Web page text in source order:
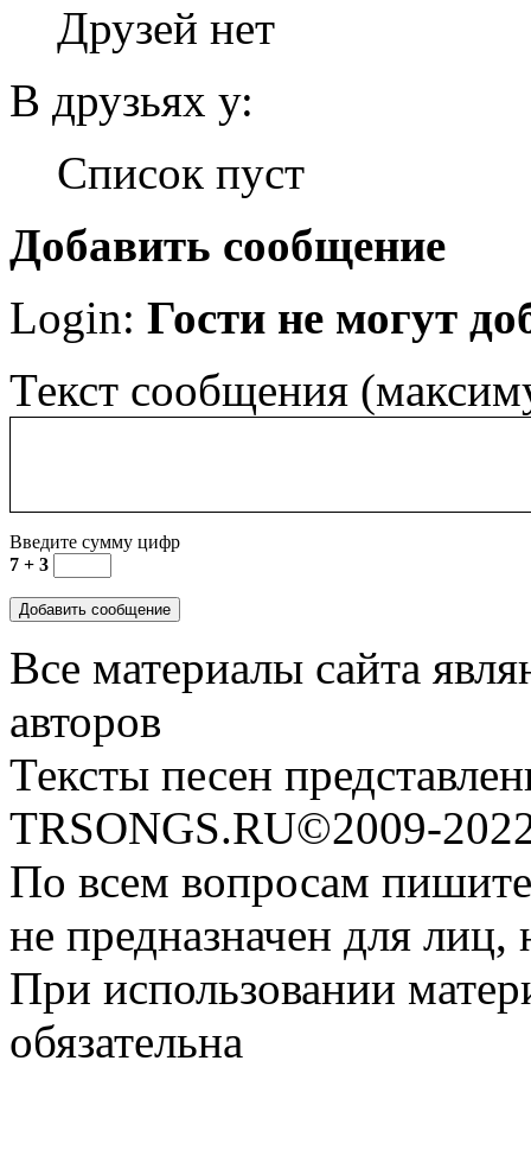
Друзей нет
В друзьях у:
Список пуст
Добавить сообщение
Login: Гости не могут
Текст сообщения
Введите сумму цифр
7 + 3
Все материалы сайта
авторов
Тексты песен
TRSONGS.RU©2009-
По всем вопросам
не предназначен для
При использовании
обязательна